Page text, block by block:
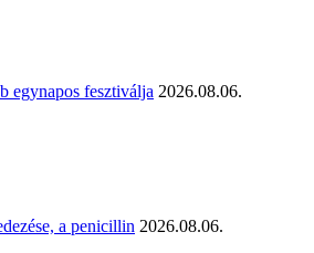
egynapos fesztiválja 2026.08.06.
a penicillin 2026.08.06.